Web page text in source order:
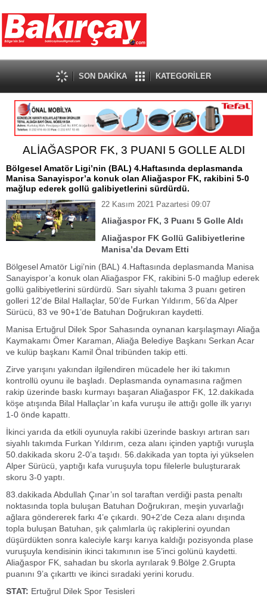
SON DAKİKA KATEGORİLER
ALİAĞASPOR FK, 3 PUANI 5 GOLLE ALDI
Bölgesel Amatör Ligi’nin (BAL) 4.Haftasında deplasmanda
Manisa Sanayispor’a konuk olan Aliağaspor FK, rakibini 5-0
mağlup ederek gollü galibiyetlerini sürdürdü.
22 Kasım 2021 Pazartesi 09:07
Aliağaspor FK, 3 Puanı 5 Golle Aldı
Aliağaspor FK Gollü Galibiyetlerine
Manisa’da Devam Etti
Bölgesel Amatör Ligi’nin (BAL) 4.Haftasında deplasmanda Manisa
Sanayispor’a konuk olan Aliağaspor FK, rakibini 5-0 mağlup ederek
gollü galibiyetlerini sürdürdü. Sarı siyahlı takıma 3 puanı getiren
golleri 12’de Bilal Hallaçlar, 50’de Furkan Yıldırım, 56’da Alper
Sürücü, 83 ve 90+1’de Batuhan Doğrukıran kaydetti.
Manisa Ertuğrul Dilek Spor Sahasında oynanan karşılaşmayı Aliağa
Kaymakamı Ömer Karaman, Aliağa Belediye Başkanı Serkan Acar
ve kulüp başkanı Kamil Önal tribünden takip etti.
Zirve yarışını yakından ilgilendiren mücadele her iki takımın
kontrollü oyunu ile başladı. Deplasmanda oynamasına rağmen
rakip üzerinde baskı kurmayı başaran Aliağaspor FK, 12.dakikada
köşe atışında Bilal Hallaçlar’ın kafa vuruşu ile attığı golle ilk yarıyı
1-0 önde kapattı.
İkinci yarıda da etkili oyunuyla rakibi üzerinde baskıyı artıran sarı
siyahlı takımda Furkan Yıldırım, ceza alanı içinden yaptığı vuruşla
50.dakikada skoru 2-0’a taşıdı. 56.dakikada yan topta iyi yükselen
Alper Sürücü, yaptığı kafa vuruşuyla topu filelerle buluşturarak
skoru 3-0 yaptı.
83.dakikada Abdullah Çınar’ın sol taraftan verdiği pasta penaltı
noktasında topla buluşan Batuhan Doğrukıran, meşin yuvarlağı
ağlara göndererek farkı 4’e çıkardı. 90+2’de Ceza alanı dışında
topla buluşan Batuhan, şık çalımlarla üç rakiplerini oyundan
düşürdükten sonra kaleciyle karşı karıya kaldığı pozisyonda plase
vuruşuyla kendisinin ikinci takımının ise 5’inci golünü kaydetti.
Aliağaspor FK, sahadan bu skorla ayrılarak 9.Bölge 2.Grupta
puanını 9’a çıkarttı ve ikinci sıradaki yerini korudu.
STAT: Ertuğrul Dilek Spor Tesisleri